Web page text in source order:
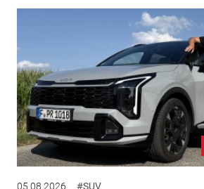
05.08.2026 #SUV